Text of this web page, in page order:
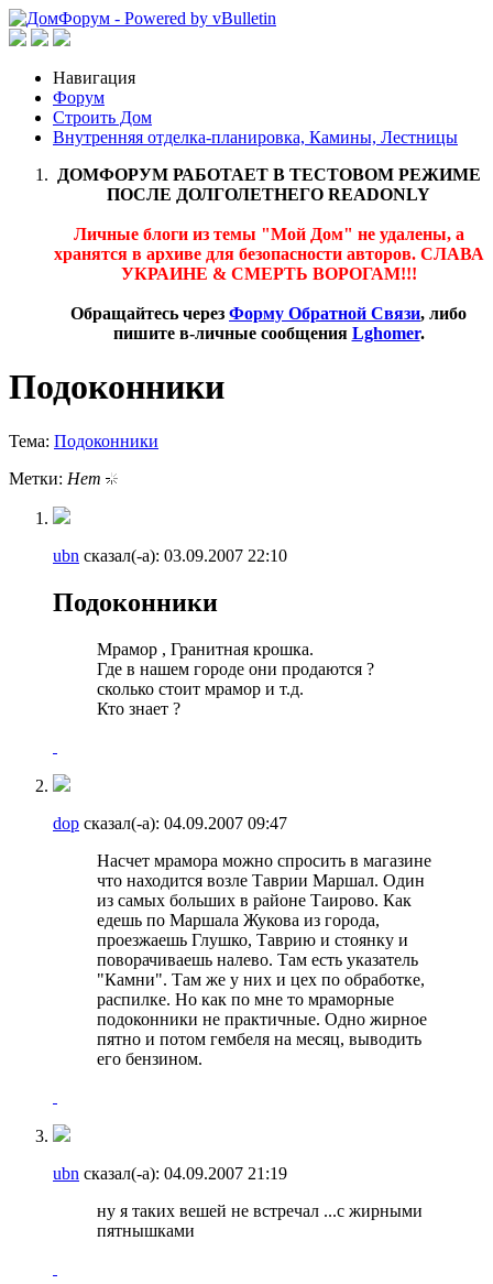
Навигация
Форум
Строить Дом
Внутренняя отделка-планировка, Камины, Лестницы
ДОМФОРУМ РАБОТАЕТ В ТЕСТОВОМ РЕЖИМЕ
ПОСЛЕ ДОЛГОЛЕТНЕГО READONLY
Личные блоги из темы "Мой Дом" не удалены, а
хранятся в архиве для безопасности авторов. СЛАВА
УКРАИНЕ & СМЕРТЬ ВОРОГАМ!!!
Обращайтесь через Форму Обратной Связи, либо
пишите в-личные сообщения Lghomer.
Подоконники
Тема: Подоконники
Метки: Нет
ubn сказал(-а): 03.09.2007 22:10
Подоконники
Мрамор , Гранитная крошка.
Где в нашем городе они продаются ?
сколько стоит мрамор и т.д.
Кто знает ?
dop сказал(-а): 04.09.2007 09:47
Насчет мрамора можно спросить в магазине
что находится возле Таврии Маршал. Один
из самых больших в районе Таирово. Как
едешь по Маршала Жукова из города,
проезжаешь Глушко, Таврию и стоянку и
поворачиваешь налево. Там есть указатель
"Камни". Там же у них и цех по обработке,
распилке. Но как по мне то мраморные
подоконники не практичные. Одно жирное
пятно и потом гембеля на месяц, выводить
его бензином.
ubn сказал(-а): 04.09.2007 21:19
ну я таких вешей не встречал ...с жирными
пятнышками